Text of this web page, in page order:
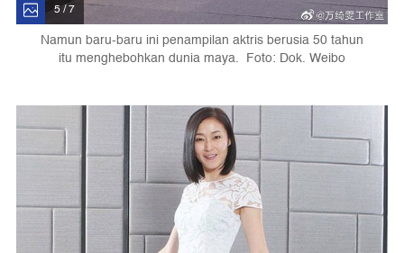
5 / 7
Namun baru-baru ini penampilan aktris berusia 50 tahun
itu menghebohkan dunia maya. Foto: Dok. Weibo